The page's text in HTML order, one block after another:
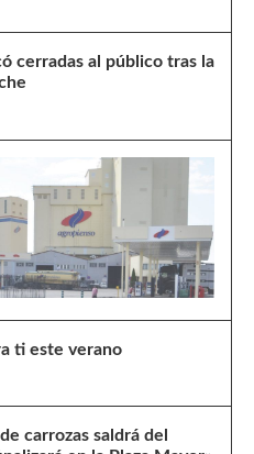
cerradas al público tras la
ti este verano
carrozas saldrá del